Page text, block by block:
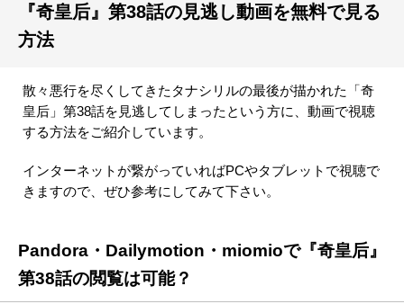
『奇皇后』第38話の見逃し動画を無料で見る
方法
散々悪行を尽くしてきたタナシリルの最後が描かれた「奇
皇后」第38話を見逃してしまったという方に、動画で視聴
する方法をご紹介しています。
インターネットが繋がっていればPCやタブレットで視聴で
きますので、ぜひ参考にしてみて下さい。
Pandora・Dailymotion・miomioで『奇皇后』
第38話の閲覧は可能？